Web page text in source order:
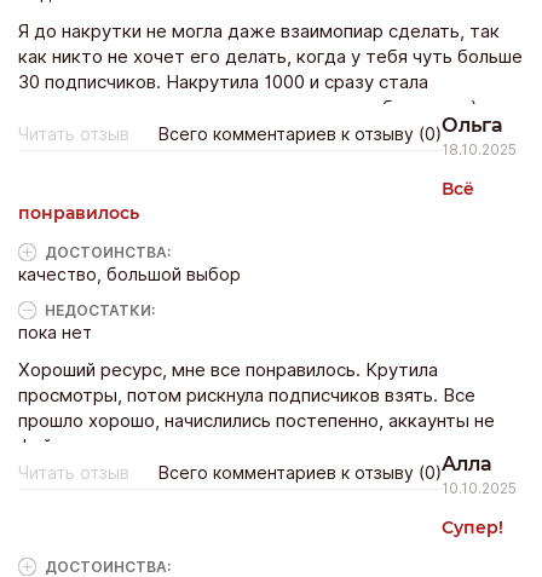
Я до накрутки не могла даже взаимопиар сделать, так
как никто не хочет его делать, когда у тебя чуть больше
30 подписчиков. Накрутила 1000 и сразу стала
взаимопиариться, и аудитория начала прибавляться)
Читать отзыв Всего комментариев к отзыву (0)Ольга
18.10.2025
Всё
понравилось
ДОСТОИНCТВА:
качество, большой выбор
НЕДОСТАТКИ:
пока нет
Хороший ресурс, мне все понравилось. Крутила
просмотры, потом рискнула подписчиков взять. Все
прошло хорошо, начислились постепенно, аккаунты не
фейковые.
Читать отзыв Всего комментариев к отзыву (0)Алла
10.10.2025
Супер!
ДОСТОИНCТВА: